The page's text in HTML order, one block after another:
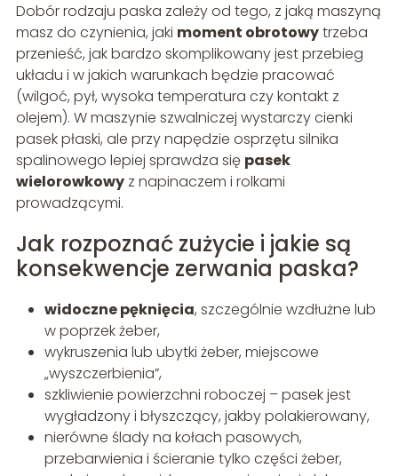
Dobór rodzaju paska zależy od tego, z jaką maszyną
masz do czynienia, jaki moment obrotowytrzeba
przenieść, jak bardzo skomplikowany jest przebieg
układu i w jakich warunkach będzie pracować
(wilgoć, pył, wysoka temperatura czy kontakt z
olejem). W maszynie szwalniczej wystarczy cienki
pasek płaski, ale przy napędzie osprzętu silnika
spalinowego lepiej sprawdza się pasek
wielorowkowyz napinaczem i rolkami
prowadzącymi.
Jak rozpoznać zużycie i jakie są
konsekwencje zerwania paska?
widoczne pęknięcia, szczególnie wzdłużne lub
w poprzek żeber,
wykruszenia lub ubytki żeber, miejscowe
„wyszczerbienia”,
szkliwienie powierzchni roboczej – pasek jest
wygładzony i błyszczący, jakby polakierowany,
nierówne ślady na kołach pasowych,
przebarwienia i ścieranie tylko części żeber,